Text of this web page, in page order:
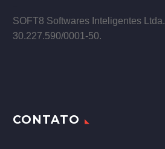
SOFT8 Softwares Inteligentes Ltda.
30.227.590/0001­-50.
CONTATO